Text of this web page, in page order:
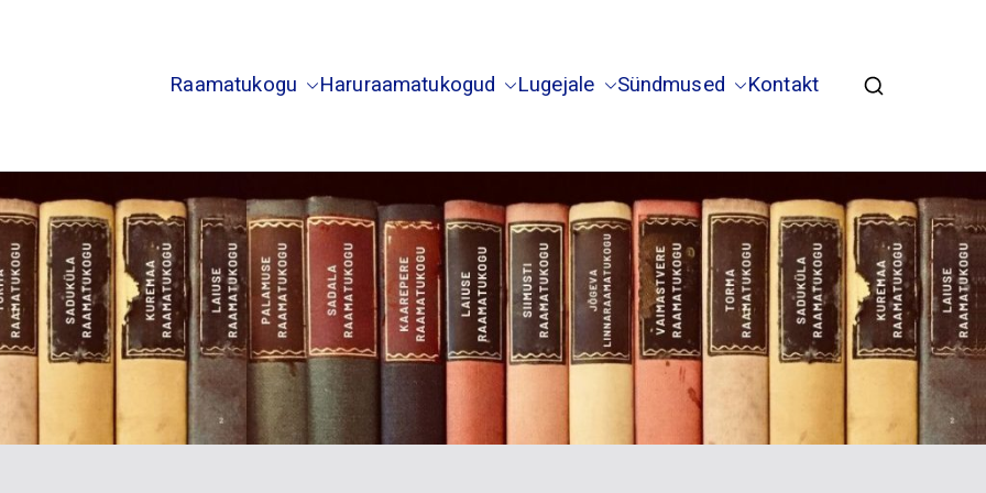
Saduküla Palamuse Kuremaa Laiuse Torma Sadala Vaimastvere haruraamatukogud
Raamatukogu Haruraamatukogud Lugejale Sündmused Kontakt